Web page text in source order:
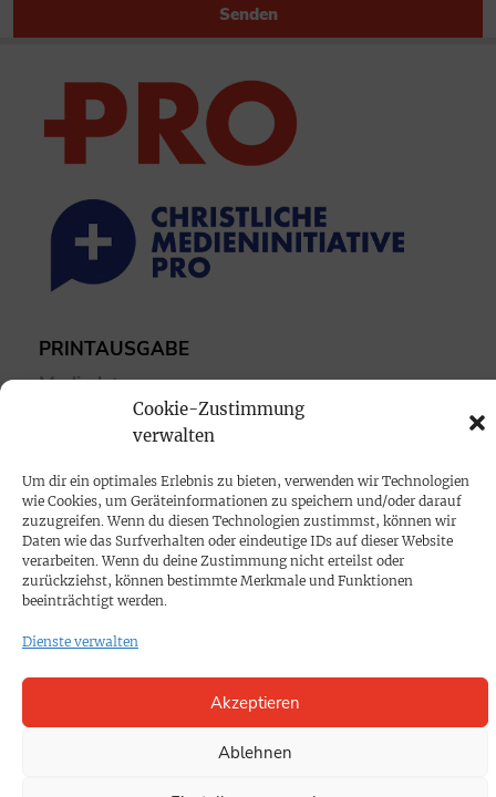
Cookie-Zustimmung
verwalten
Um dir ein optimales Erlebnis zu bieten, verwenden wir Technologien
wie Cookies, um Geräteinformationen zu speichern und/oder darauf
zuzugreifen. Wenn du diesen Technologien zustimmst, können wir
Daten wie das Surfverhalten oder eindeutige IDs auf dieser Website
verarbeiten. Wenn du deine Zustimmung nicht erteilst oder
zurückziehst, können bestimmte Merkmale und Funktionen
beeinträchtigt werden.
Dienste verwalten
Akzeptieren
Ablehnen
Senden
PRINTAUSGABE
Mediadaten
PROKOMPAKT
Impressum
SPENDEN
Datenschutz
KONTAKT
Cookie-Richtlinie